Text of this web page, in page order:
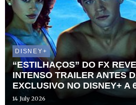
DISNEY+
“ESTILHAÇOS” DO FX
INTENSO TRAILER ANTES
EXCLUSIVO NO DISNEY+ A
14 July 2026